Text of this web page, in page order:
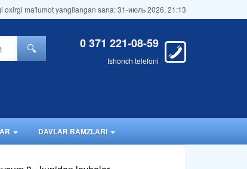
oxirgi ma'lumot yangilangan sana: 31-июль 2026, 21:13
0 371 221-08-59
Ishonch telefoni
🔍
DAVLAR RAMZLARI